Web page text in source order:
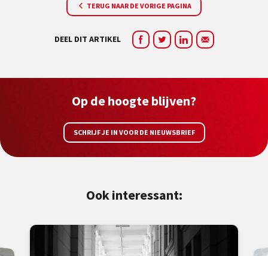
TERUG NAAR DE VORIGE PAGINA
DEEL DIT ARTIKEL
Op de hoogte blijven?
SCHRIJF JE IN VOOR DE NIEUWSBRIEF
Ook interessant: